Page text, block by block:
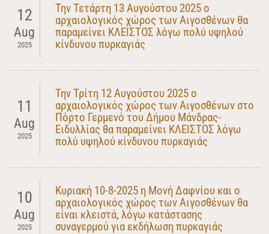
12
Aug
2025
Την Τετάρτη 13 Αυγούστου 2025 ο
αρχαιολογικός χώρος των Αιγοσθένων θα
παραμείνει ΚΛΕΙΣΤΟΣ λόγω πολύ υψηλού
κίνδυνου πυρκαγιάς
11
Aug
2025
Την Τρίτη 12 Αυγούστου 2025 ο
αρχαιολογικός χώρος των Αιγοσθένων στο
Πόρτο Γερμενό του Δήμου Μάνδρας-
Ειδυλλίας θα παραμείνει ΚΛΕΙΣΤΟΣ λόγω
πολύ υψηλού κίνδυνου πυρκαγιάς
10
Aug
2025
Κυριακή 10-8-2025 η Μονή Δαφνίου και ο
αρχαιολογικός χώρος των Αιγοσθένων θα
είναι κλειστά, λόγω κατάστασης
συναγερμού για εκδήλωση πυρκαγιάς